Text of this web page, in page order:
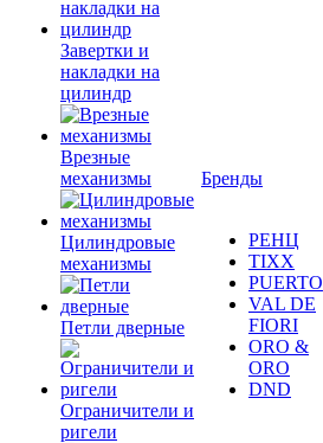
Завертки и
накладки на
цилиндр
Врезные
механизмы
Цилиндровые
механизмы
Петли дверные
Ограничители и
ригели
Бренды
РЕНЦ
TIXX
PUERTO
VAL DE
FIORI
ORO &
ORO
DND